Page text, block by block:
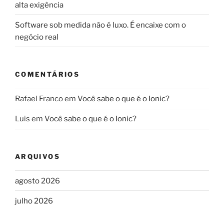
alta exigência
Software sob medida não é luxo. É encaixe com o
negócio real
COMENTÁRIOS
Rafael Francoem Você sabe o que é o Ionic?
Luis em Você sabe o que é o Ionic?
ARQUIVOS
agosto 2026
julho 2026